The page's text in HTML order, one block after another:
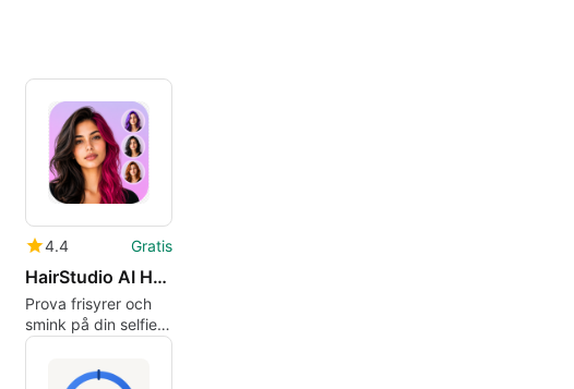
4.4 Gratis
HairStudio AI Hairstyle Try On
Prova frisyrer och
smink på din selfie
med HairStudio AI